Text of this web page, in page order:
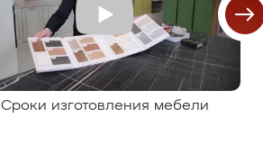
Сроки изготовления мебели